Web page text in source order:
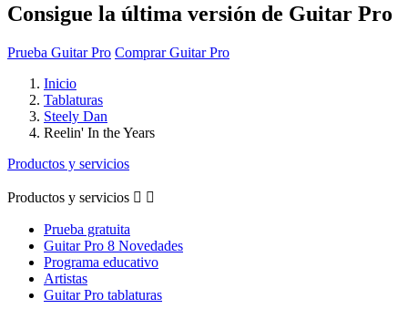
Consigue la última versión de Guitar Pro
Prueba Guitar Pro Comprar Guitar Pro
Inicio
Tablaturas
Steely Dan
Reelin' In the Years
Productos y servicios
Productos y servicios  
Prueba gratuita
Guitar Pro 8 Novedades
Programa educativo
Artistas
Guitar Pro tablaturas